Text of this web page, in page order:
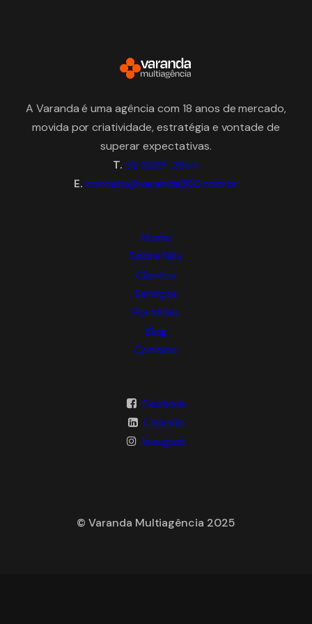
A Varanda é uma agência com 18 anos de mercado,
movida por criatividade, estratégia e vontade de
superar expectativas.
T. 92 3239-2655
E. contato@varanda360.com.br
Home
Sobre Nós
Clientes
Serviços
Portifólio
Blog
Contato
Facebook
LinkedIn
Instagram
© Varanda Multiagência 2025